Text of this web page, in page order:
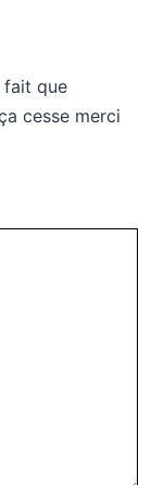
fait que
cesse merci